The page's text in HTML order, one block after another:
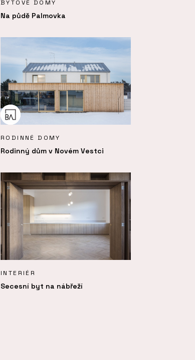
BYTOVÉ DOMY
Na půdě Palmovka
RODINNÉ DOMY
Rodinný dům v Novém Vestci
INTERIÉR
Secesní byt na nábřeží